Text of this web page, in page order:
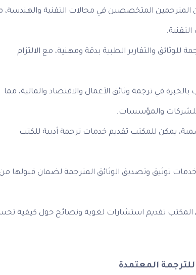
المترجمين المتخصصين في مجالات التقنية والهندسة،
والتقارير الطبية بدقة ومهنية، مع الالتزام
في ترجمة وثائق الأعمال والاقتصاد والمالية، مما
للشركات والمؤسسات.
يمكن للمكتب تقديم خدمات ترجمة أدبية للكتب
توثيق وتصديق الوثائق المترجمة لضمان قبولها من
المكتب تقديم استشارات لغوية ونصائح حول كيفية
المعتمدة